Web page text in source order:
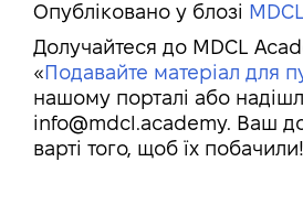
Опубліковано у блозі
Долучайтеся до MDCL
« Подавайте матеріал для
нашому порталі або
info@mdcl.academy. Ваш
варті того, щоб їх побачили!